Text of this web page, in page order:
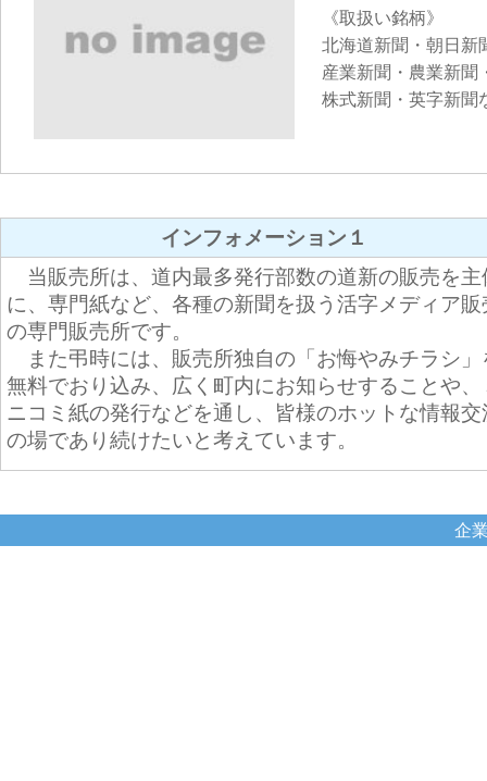
《取扱い銘柄》
北海道新聞・朝日新
産業新聞・農業新聞
株式新聞・英字新聞
インフォメーション１
当販売所は、道内最多発行部数の道新の販売を主
に、専門紙など、各種の新聞を扱う活字メディア販
の専門販売所です。
また弔時には、販売所独自の「お悔やみチラシ」
無料でおり込み、広く町内にお知らせすることや、
ニコミ紙の発行などを通し、皆様のホットな情報交
の場であり続けたいと考えています。
企